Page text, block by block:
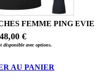
FEMME PING EVIE
48,00 €
disponible avec options.
AU PANIER